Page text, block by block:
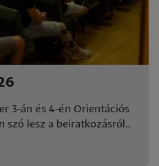
3-án és 4-én Orientációs
szó lesz a beiratkozásról..